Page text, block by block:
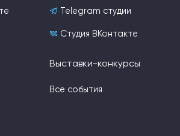
Telegram студии
Студия ВКонтакте
Выставки-конкурсы
Все события